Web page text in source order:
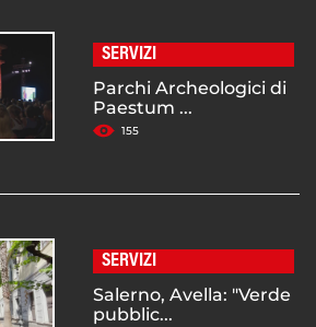
SERVIZI
Parchi Archeologici di
Paestum ...
155
SERVIZI
Salerno, Avella: "Verde
pubblic...